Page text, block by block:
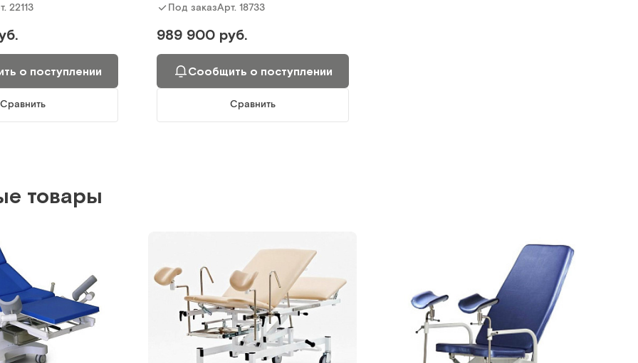
22113
о поступлении
Сравнить
Под заказАрт.18733
989 900 руб.
Сообщить о поступлении
Сравнить
товары